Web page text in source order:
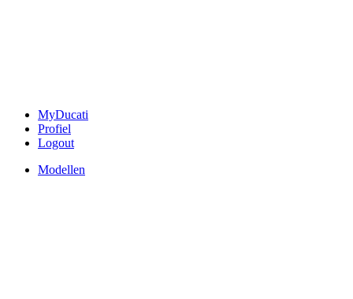
MyDucati
Profiel
Logout
Modellen